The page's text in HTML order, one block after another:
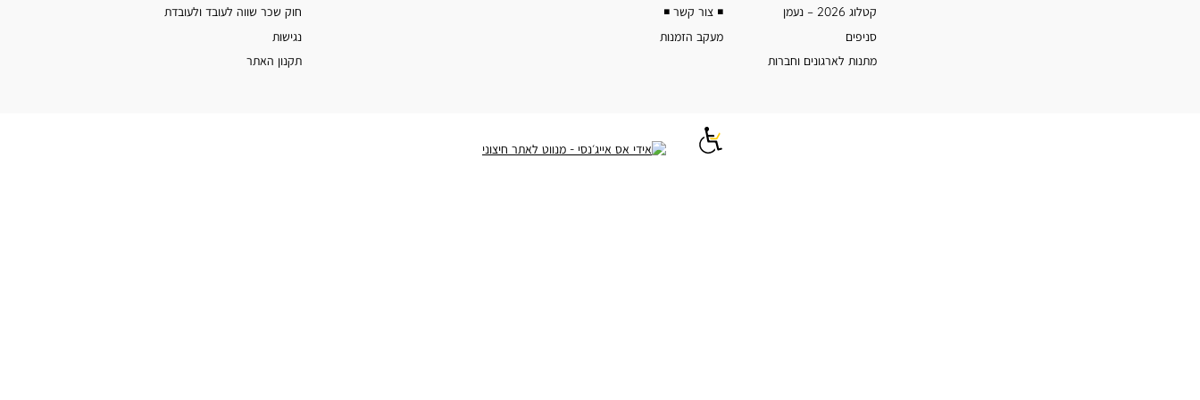
קטלוג 2026 – נעמן
סניפים
מתנות לארגונים וחברות
◾️ צור קשר ◾️
מעקב הזמנות
חוק שכר שווה לעובד ולעובדת
נגישות
תקנון האתר